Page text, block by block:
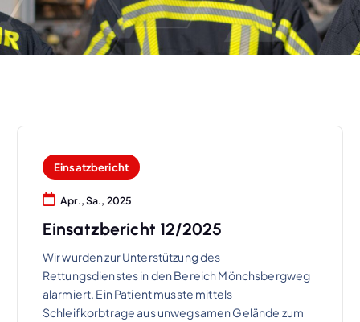
Einsatzbericht
Apr., Sa., 2025
Einsatzbericht 12/2025
Wir wurden zur Unterstützung des
Rettungsdienstes in den Bereich Mönchsbergweg
alarmiert. Ein Patient musste mittels
Schleifkorbtrage aus unwegsamen Gelände zum